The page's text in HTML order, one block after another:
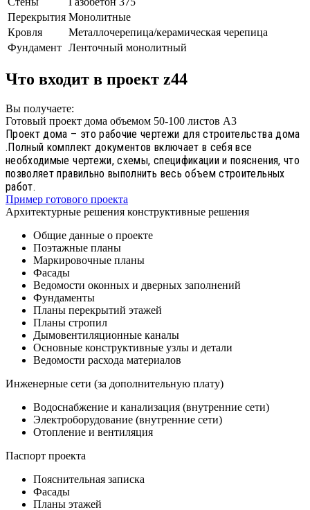
Перекрытия Монолитные
Кровля
Металлочерепица/керамическая черепица
Фундамент Ленточный монолитный
Что входит в проект z44
Вы получаете:
Готовый проект дома объемом 50-100 листов А3
Проект дома – это рабочие чертежи для строительства дома
.Полный комплект документов включает в себя все
необходимые чертежи, схемы, спецификации и пояснения, что
позволяет правильно выполнить весь объем строительных
работ.
Пример готового проекта
Архитектурные решения конструктивные решения
Общие данные о проекте
Поэтажные планы
Маркировочные планы
Фасады
Ведомости оконных и дверных заполнений
Фундаменты
Планы перекрытий этажей
Планы стропил
Дымовентиляционные каналы
Основные конструктивные узлы и детали
Ведомости расхода материалов
Инженерные сети (за дополнительную плату)
Водоснабжение и канализация (внутренние сети)
Электроборудование (внутренние сети)
Отопление и вентиляция
Паспорт проекта
Пояснительная записка
Фасады
Планы этажей